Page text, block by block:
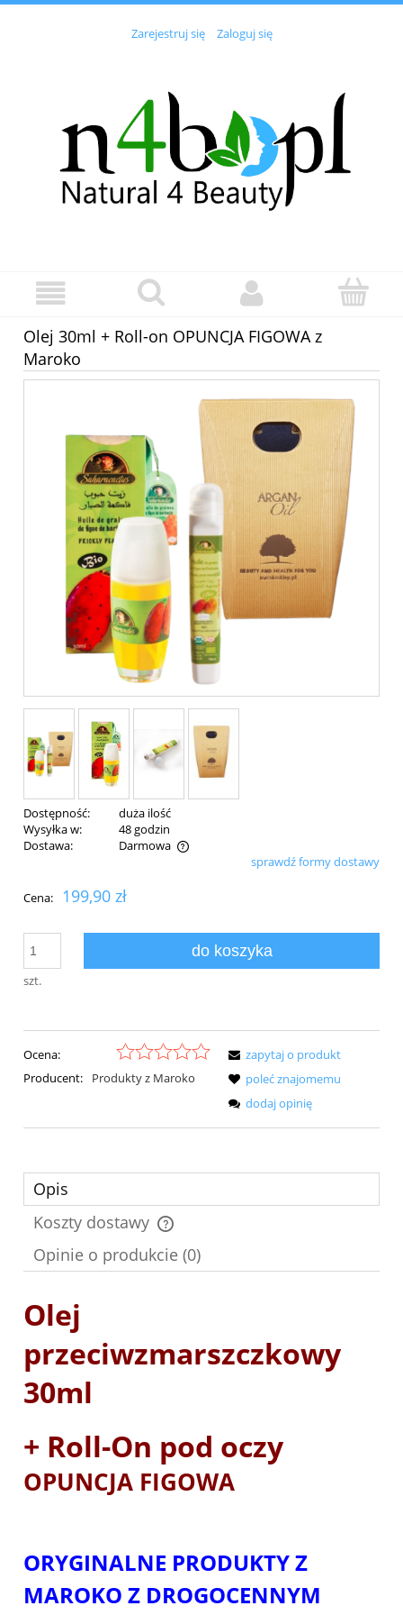
Zarejestruj się Zaloguj się
Olej 30ml + Roll-on OPUNCJA FIGOWA z
Maroko
Dostępność:
duża ilość
Wysyłka w:
48 godzin
Dostawa:
Darmowa
Cena nie zawiera ewentualnych kosztów płatnościsprawdź formy dostawy
Cena: 199,90 zł
szt.
do koszyka
Ocena:
Producent:
Produkty z Maroko
zapytaj o produkt
poleć znajomemu
dodaj opinię
Opis
Koszty dostawy
Cena nie zawiera ewentualnych kosztów płatności
Opinie o produkcie (0)
Olej
przeciwzmarszczkowy
30ml
+ Roll-On pod oczy
OPUNCJA FIGOWA
ORYGINALNE PRODUKTY Z
MAROKO Z DROGOCENNYM